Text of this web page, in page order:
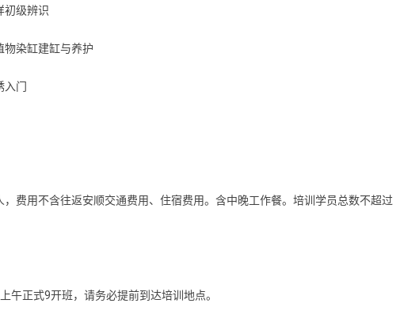
初级辨识
物染缸建缸与养护
入门
费用不含往返安顺交通费用、住宿费用。含中晚工作餐。培训学员总数不超过
午正式9开班，请务必提前到达培训地点。